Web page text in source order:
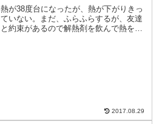
熱が38度台になったが、熱が下がりきっ
ていない。まだ、ふらふらするが、友達
と約束があるので解熱剤を飲んで熱を下
2017.08.29